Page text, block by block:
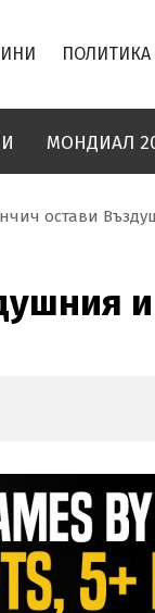
ПОЛИТИКА
МОНДИАЛ
остави